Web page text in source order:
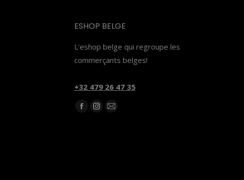
ESHOP BELGE
L'eshop belge qui regroupe les
commerçants belges!
‭+32 479 26 47 35‬
Trouvez nous sur :
Facebook
Instagram
E-